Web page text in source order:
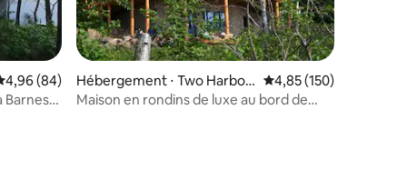
moyenne sur la base de 84 commentaires : 4,96 sur 5
4,96 (84)
Barnes
Hébergement ⋅ Two Harbor
s
Évaluation moyenne
4,85 (150)
Maison en rondins de luxe au bord de